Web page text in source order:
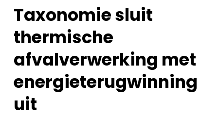
Taxonomie sluit
thermische
afvalverwerking met
energieterugwinning
uit